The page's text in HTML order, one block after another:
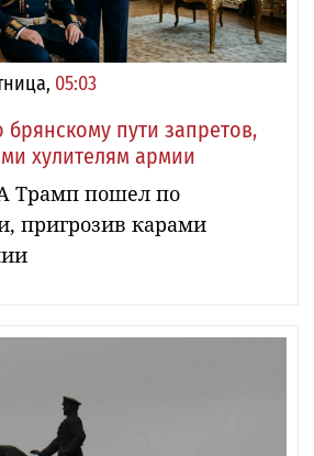
05:03
пути запретов,
хулителям армии
Трамп пошел по
пригрозив карами